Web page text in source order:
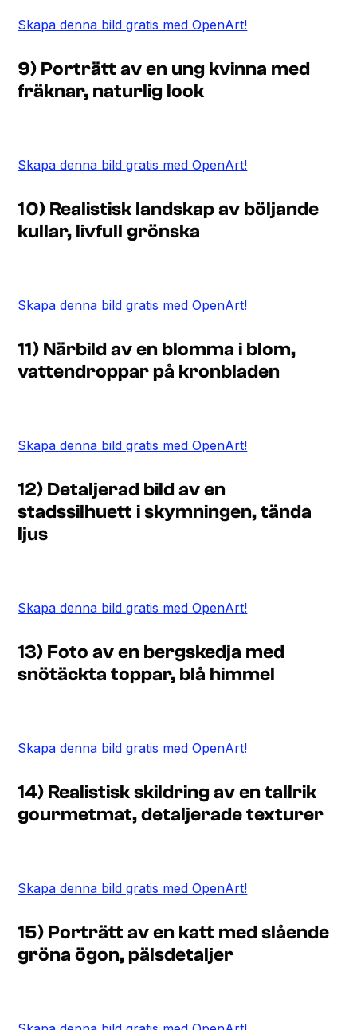
Skapa denna bild gratis med OpenArt!
9) Porträtt av en ung kvinna med
fräknar, naturlig look
Skapa denna bild gratis med OpenArt!
10) Realistisk landskap av böljande
kullar, livfull grönska
Skapa denna bild gratis med OpenArt!
11) Närbild av en blomma i blom,
vattendroppar på kronbladen
Skapa denna bild gratis med OpenArt!
12) Detaljerad bild av en
stadssilhuett i skymningen, tända
ljus
Skapa denna bild gratis med OpenArt!
13) Foto av en bergskedja med
snötäckta toppar, blå himmel
Skapa denna bild gratis med OpenArt!
14) Realistisk skildring av en tallrik
gourmetmat, detaljerade texturer
Skapa denna bild gratis med OpenArt!
15) Porträtt av en katt med slående
gröna ögon, pälsdetaljer